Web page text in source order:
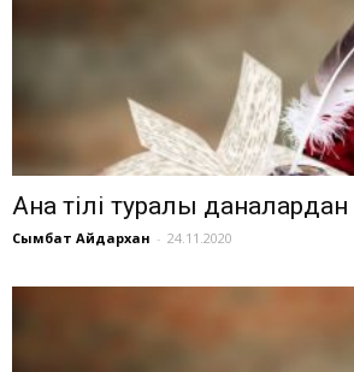
Ана тілі туралы
Сымбат Айдархан - 24.11.2020